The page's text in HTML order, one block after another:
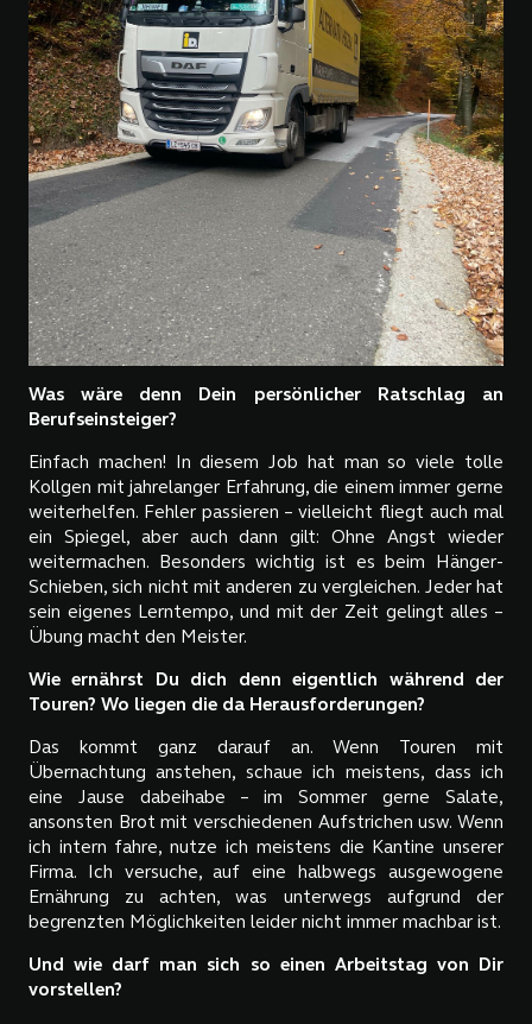
Was wäre denn Dein persönlicher Ratschlag an
Berufseinsteiger?
Einfach machen! In diesem Job hat man so viele tolle
Kollgen mit jahrelanger Erfahrung, die einem immer gerne
weiterhelfen. Fehler passieren – vielleicht fliegt auch mal
ein Spiegel, aber auch dann gilt: Ohne Angst wieder
weitermachen. Besonders wichtig ist es beim Hänger-
Schieben, sich nicht mit anderen zu vergleichen. Jeder hat
sein eigenes Lerntempo, und mit der Zeit gelingt alles –
Übung macht den Meister.
Wie ernährst Du dich denn eigentlich während der
Touren? Wo liegen die da Herausforderungen?
Das kommt ganz darauf an. Wenn Touren mit
Übernachtung anstehen, schaue ich meistens, dass ich
eine Jause dabeihabe – im Sommer gerne Salate,
ansonsten Brot mit verschiedenen Aufstrichen usw. Wenn
ich intern fahre, nutze ich meistens die Kantine unserer
Firma. Ich versuche, auf eine halbwegs ausgewogene
Ernährung zu achten, was unterwegs aufgrund der
begrenzten Möglichkeiten leider nicht immer machbar ist.
Und wie darf man sich so einen Arbeitstag von Dir
vorstellen?